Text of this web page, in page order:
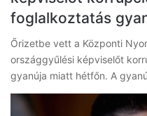
foglalkoztatás
Őrizetbe vett a Központi
országgyűlési képviselőt
gyanúja miatt hétfőn. A